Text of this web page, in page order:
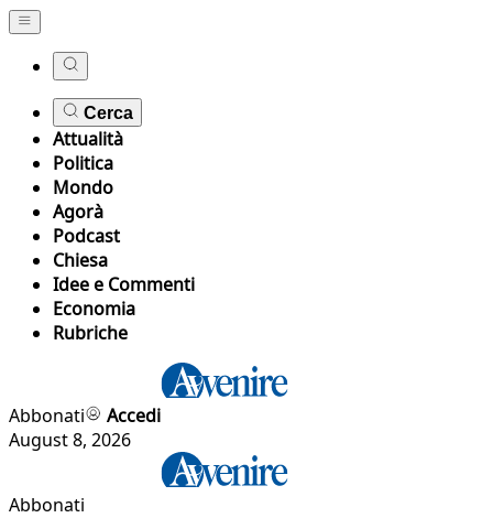
Cerca
Attualità
Politica
Mondo
Agorà
Podcast
Chiesa
Idee e Commenti
Economia
Rubriche
Abbonati
Accedi
August 8, 2026
Abbonati